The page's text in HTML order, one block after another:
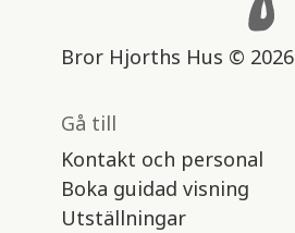
Bror Hjorths Hus © 2026
Gå till
Kontakt och personal
Boka guidad visning
Utställningar